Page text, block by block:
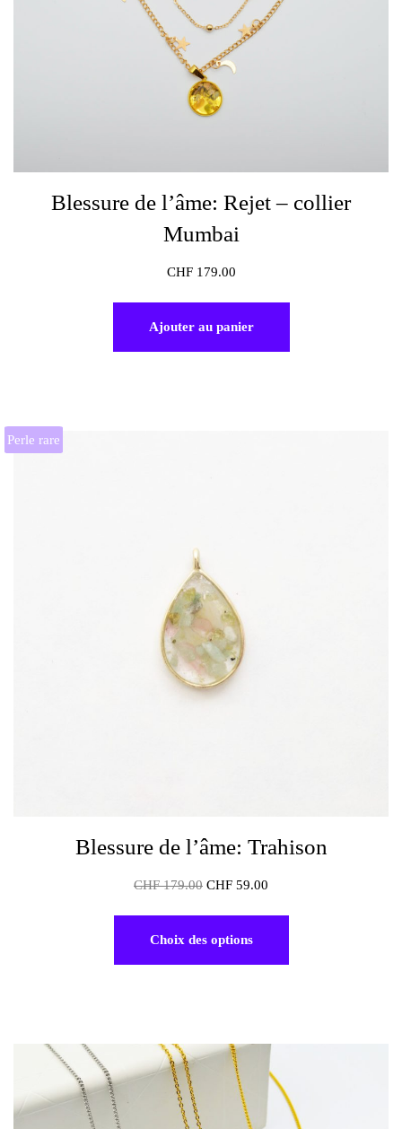
Blessure de l’âme: Rejet – collier
Mumbai
CHF179.00
Ajouter au panier
Perle rare
Blessure de l’âme: Trahison
CHF179.00 CHF 59.00
Choix des options